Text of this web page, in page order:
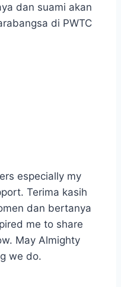
dan suami akan
di PWTC
especially my
Terima kasih
dan bertanya
me to share
May Almighty
we do.